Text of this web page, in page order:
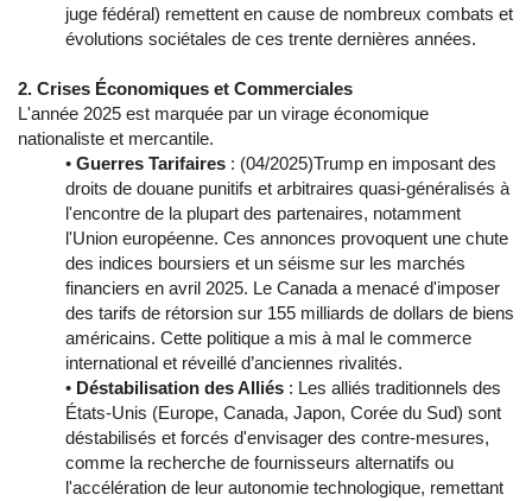
juge fédéral) remettent en cause de nombreux combats et
évolutions sociétales de ces trente dernières années.
2. Crises Économiques et Commerciales
L'année 2025 est marquée par un virage économique
nationaliste et mercantile.
• Guerres Tarifaires : (04/2025)Trump en imposant des
droits de douane punitifs et arbitraires quasi-généralisés à
l'encontre de la plupart des partenaires, notamment
l'Union européenne. Ces annonces provoquent une chute
des indices boursiers et un séisme sur les marchés
financiers en avril 2025. Le Canada a menacé d'imposer
des tarifs de rétorsion sur 155 milliards de dollars de biens
américains. Cette politique a mis à mal le commerce
international et réveillé d’anciennes rivalités.
• Déstabilisation des Alliés : Les alliés traditionnels des
États-Unis (Europe, Canada, Japon, Corée du Sud) sont
déstabilisés et forcés d'envisager des contre-mesures,
comme la recherche de fournisseurs alternatifs ou
l'accélération de leur autonomie technologique, remettant